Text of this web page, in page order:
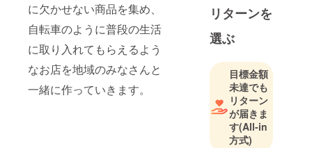
に欠かせない商品を集め、
自転車のように普段の生活
に取り入れてもらえるよう
なお店を地域のみなさんと
一緒に作っていきます。
リターンを
選ぶ
目標金額
未達でも
リターン
が届きま
す(All-in
方式)